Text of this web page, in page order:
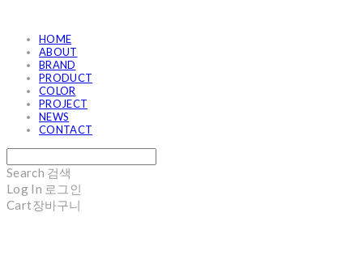
HOME
ABOUT
BRAND
PRODUCT
COLOR
PROJECT
NEWS
CONTACT
Search 검색
Log In 로그인
Cart장바구니